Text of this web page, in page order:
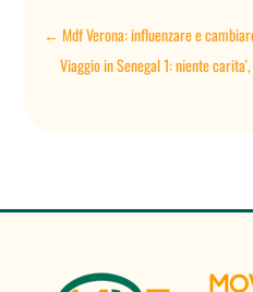
←Mdf Verona: influenzare e
Viaggio in Senegal 1: niente